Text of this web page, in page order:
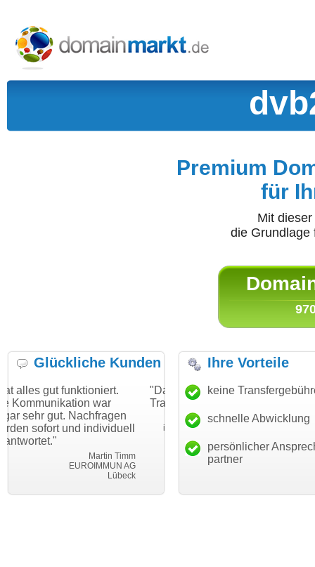
Premium
für
Mit
die
Glückliche Kunden
war
individuell
"Danke für den schnellen
Transfer und guten Service!"
Thomas Schäfer
i can eckert communication GmbH
"Ich bin
haben. Die
mein Business
Ihre Vorteile
keine
schnelle Abwicklung
persönlicher
partner